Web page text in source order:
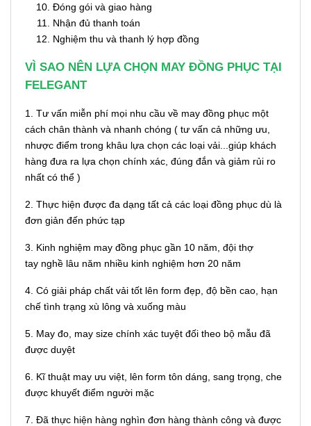
Đóng gói và giao hàng
Nhận đủ thanh toán
Nghiệm thu và thanh lý hợp đồng
VÌ SAO NÊN LỰA CHỌN MAY ĐỒNG PHỤC TẠI
FELEGANT
1. Tư vấn miễn phí mọi nhu cầu về may đồng phục một
cách chân thành và nhanh chóng ( tư vấn cả những ưu,
nhược điểm trong khâu lựa chọn các loại vải...giúp khách
hàng đưa ra lựa chọn chính xác, đúng đắn và giảm rủi ro
nhất có thể )
2. Thực hiện được đa dạng tất cả các loại đồng phục dù là
đơn giản đến phức tạp
3. Kinh nghiệm may đồng phục gần 10 năm, đội thợ
tay nghề lâu năm nhiều kinh nghiệm hơn 20 năm
4. Có giải pháp chất vải tốt lên form đẹp, độ bền cao, hạn
chế tình trạng xù lông và xuống màu
5. May đo, may size chính xác tuyệt đối theo bộ mẫu đã
được duyệt
6. Kĩ thuật may ưu việt, lên form tôn dáng, sang trọng, che
được khuyết điểm người mặc
7. Đã thực hiện hàng nghìn đơn hàng thành công và được